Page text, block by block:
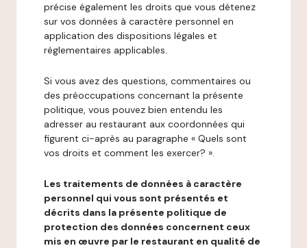
précise également les droits que vous détenez
sur vos données à caractère personnel en
application des dispositions légales et
réglementaires applicables.
Si vous avez des questions, commentaires ou
des préoccupations concernant la présente
politique, vous pouvez bien entendu les
adresser au restaurant aux coordonnées qui
figurent ci-après au paragraphe « Quels sont
vos droits et comment les exercer? ».
Les traitements de données à caractère
personnel qui vous sont présentés et
décrits dans la présente politique de
protection des données concernent ceux
mis en œuvre par le restaurant en qualité de